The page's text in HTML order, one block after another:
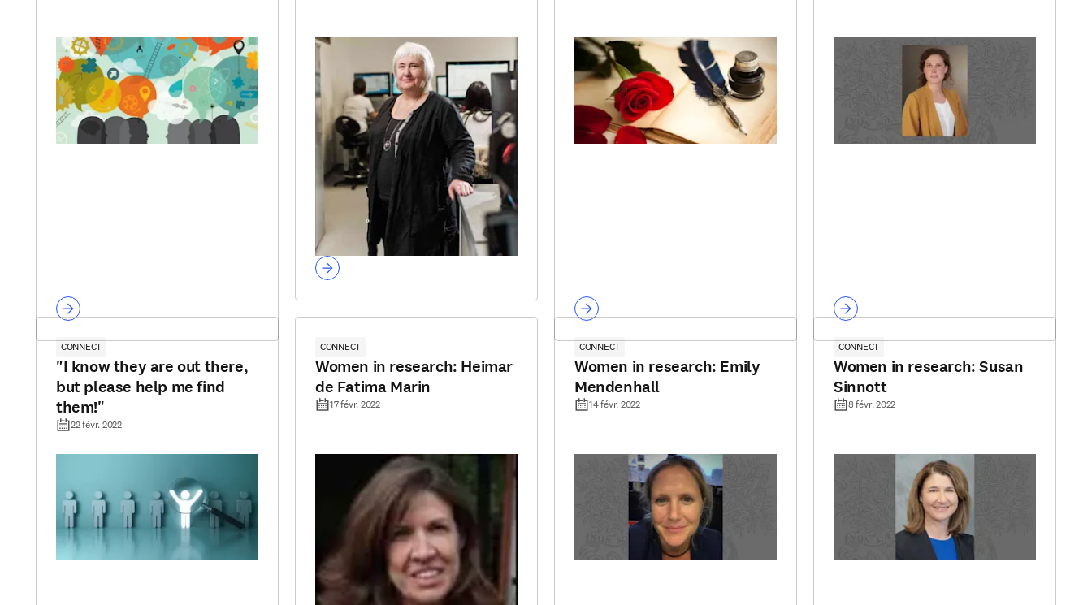
CONNECT
"I know they are out there,
but please help me find
them!"
22 févr. 2022
CONNECT
Women in research: Heimar
de Fatima Marin
17 févr. 2022
CONNECT
Women in research: Emily
Mendenhall
14 févr. 2022
CONNECT
Women in research: Susan
Sinnott
8 févr. 2022